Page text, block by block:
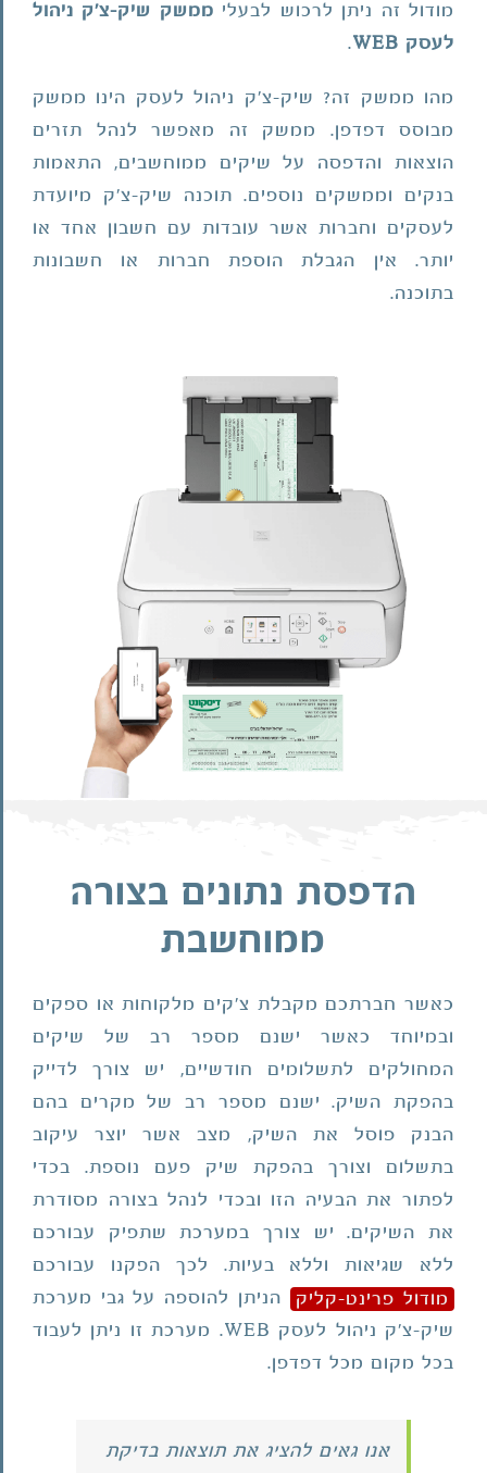
מודול זה ניתן לרכוש לבעלי ממשק שיק-צ'ק ניהול
לעסק WEB
.
מהו ממשק זה? שיק-צ'ק ניהול לעסק הינו ממשק
מבוסס דפדפן. ממשק זה מאפשר לנהל תזרים
הוצאות והדפסה על שיקים ממוחשבים, התאמות
בנקים וממשקים נוספים. תוכנה שיק-צ'ק מיועדת
לעסקים וחברות אשר עובדות עם חשבון אחד או
יותר. אין הגבלת הוספת חברות או חשבונות
בתוכנה.
הדפסת נתונים בצורה
ממוחשבת
כאשר חברתכם מקבלת צ'קים מלקוחות או ספקים
ובמיוחד כאשר ישנם מספר רב של שיקים
המחולקים לתשלומים חודשיים, יש צורך לדייק
בהפקת השיק. ישנם מספר רב של מקרים בהם
הבנק פוסל את השיק, מצב אשר יוצר עיקוב
בתשלום וצורך בהפקת שיק פעם נוספת. בכדי
לפתור את הבעיה הזו ובכדי לנהל בצורה מסודרת
את השיקים. יש צורך במערכת שתפיק עבורכם
ללא שגיאות וללא בעיות. לכך הפקנו עבורכם
מודול פרינט-קליק
הניתן להוספה על גבי מערכת
שיק-צ'ק ניהול לעסק WEB. מערכת זו ניתן לעבוד
בכל מקום מכל דפדפן.
אנו גאים להציג את תוצאות בדיקת